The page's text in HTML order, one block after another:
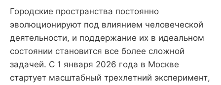
Городские пространства постоянно
эволюционируют под влиянием человеческой
деятельности, и поддержание их в идеальном
состоянии становится все более сложной
задачей. С 1 января 2026 года в Москве
стартует масштабный трехлетний эксперимент,